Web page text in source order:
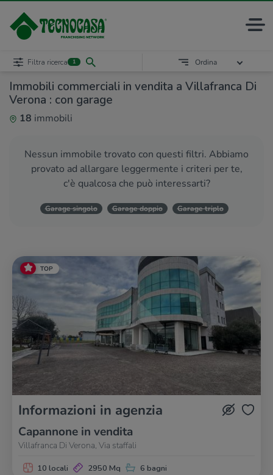
Immobili commerciali in vendita a Villafranca Di
Verona : con garage
18 immobili
Nessun immobile trovato con questi filtri. Abbiamo
provato ad allargare leggermente i criteri per te,
c'è qualcosa che può interessarti?
Garage singolo Garage doppio Garage triplo
Filtra ricerca 1 Ordina
TOP
Informazioni in agenzia
Capannone in vendita
Villafranca Di Verona, Via staffali
10 locali 2950 Mq 6 bagni